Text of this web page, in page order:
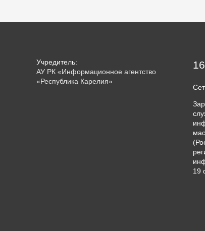
Учредитель:
АУ РК «Информационное агентство
«Республика Карелия»
19